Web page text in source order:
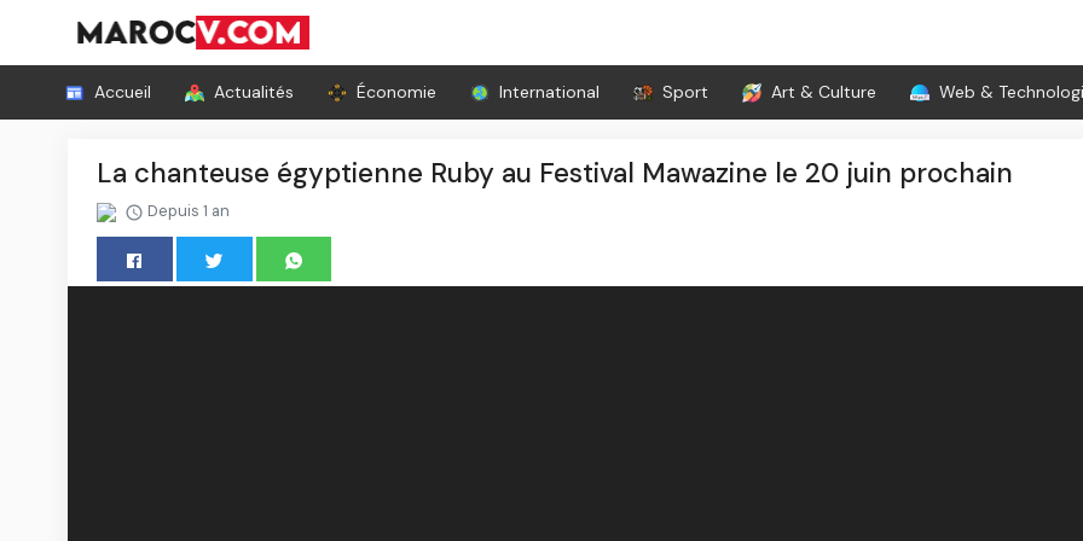
Accueil Actualités Économie International Sport Art & Culture Web &
La chanteuse égyptienne Ruby au Festival Mawazine le 20 juin prochain
Depuis 1 an